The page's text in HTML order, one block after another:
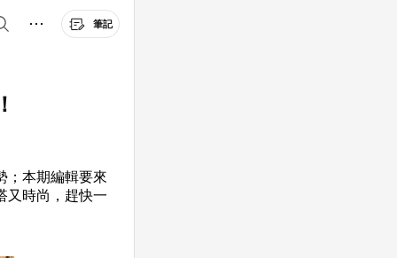
筆記
；本期編輯要來
又時尚，趕快一